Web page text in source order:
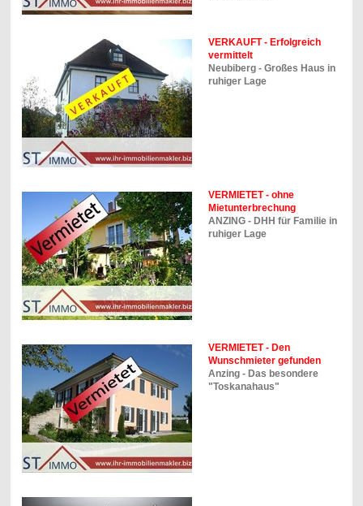
VERKAUFT - Erfolgreich
vermittelt
Neubiberg - Großes Haus in
ruhiger Lage
VERMIETET - ohne
Mietunterbrechung
ANZING - DHH für Familie in
ruhiger Lage
VERMIETET - Den
Wunschmieter gefunden
Anzing - Das besondere
"Toskanahaus"